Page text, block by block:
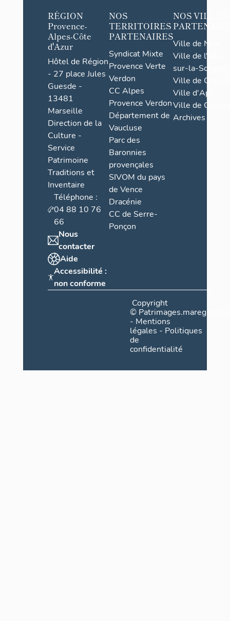
RÉGION
Provence-
Alpes-Côte
d'Azur
Hôtel de Région
- 27 place Jules
Guesde -
13481
Marseille
Direction de la
Culture -
Service
Patrimoine
Traditions et
Inventaire
Téléphone :
04 88 10 76
66
Nous
contacter
Aide
Accessibilité :
non conforme
NOS
TERRITOIRES
PARTENAIRES
Syndicat Mixte
Provence Verte
Verdon
CC Alpes
Provence Verdon
Département de
Vaucluse
Parc des
Baronnies
provençales
SIVOM du pays
de Vence
Dracénie
CC de Serre-
Ponçon
NOS VILLES
Ville de Nice
Ville de l'Isle-
sur-la-Sorgue
Ville de Grasse
Ville d'Apt
Ville de
Archives
Copyright
©
- Mentions
légales - Politiques
de
confidentialité